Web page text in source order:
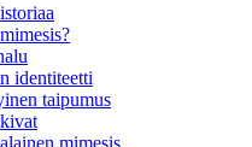
identiteetti
taipumus